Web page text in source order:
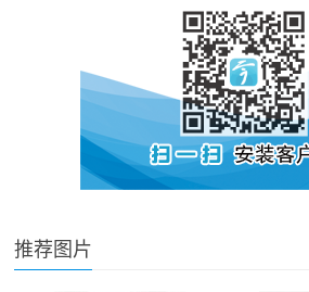
推荐图片